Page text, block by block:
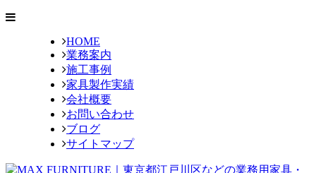
HOME
業務案内
施工事例
家具製作実績
会社概要
お問い合わせ
ブログ
サイトマップ